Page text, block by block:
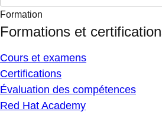
Formation
Formations et
Cours et examens
Certifications
Évaluation des compétences
Red Hat Academy